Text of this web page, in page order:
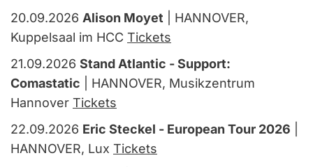
20.09.2026 Alison Moyet | HANNOVER,
Kuppelsaal im HCC Tickets
21.09.2026 Stand Atlantic - Support:
Comastatic | HANNOVER, Musikzentrum
Hannover Tickets
22.09.2026 Eric Steckel - European Tour 2026
HANNOVER, Lux Tickets